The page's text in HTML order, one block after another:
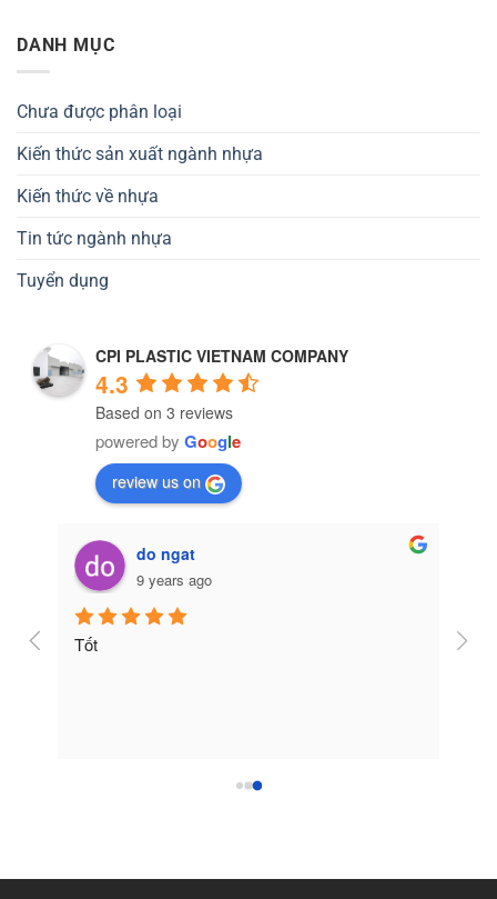
DANH MỤC
Chưa được phân loại
Kiến thức sản xuất ngành nhựa
Kiến thức về nhựa
Tin tức ngành nhựa
Tuyển dụng
CPI PLASTIC VIETNAM COMPANY
4.3
Based on 3 reviews
powered by Google
review us on
do ngat
9 years ago
Tốt